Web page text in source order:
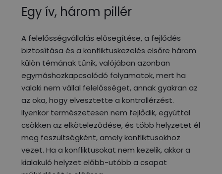
Egy ív, három pillér
A felelősségvállalás elősegítése, a fejlődés
biztosítása és a konfliktuskezelés elsőre három
külön témának tűnik, valójában azonban
egymáshozkapcsolódó folyamatok, mert ha
valaki nem vállal felelősséget, annak gyakran az
az oka, hogy elvesztette a kontrollérzést.
Ilyenkor természetesen nem fejlődik, egyúttal
csökken az elköteleződése, és több helyzetet él
meg feszültségként, amely konfliktusokhoz
vezet. Ha a konfliktusokat nem kezelik, akkor a
kialakuló helyzet előbb-utóbb a csapat